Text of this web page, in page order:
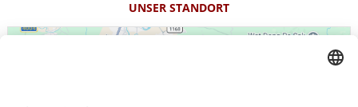
UNSER STANDORT